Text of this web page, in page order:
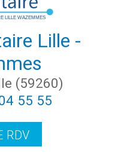
Lille -
(59260)
55 55
RDV